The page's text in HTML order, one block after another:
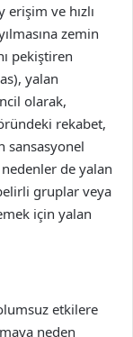
erişim ve hızlı
zemin
pekiştiren
yalan
olarak,
rekabet,
sansasyonel
de yalan
gruplar veya
için yalan
etkilere
neden